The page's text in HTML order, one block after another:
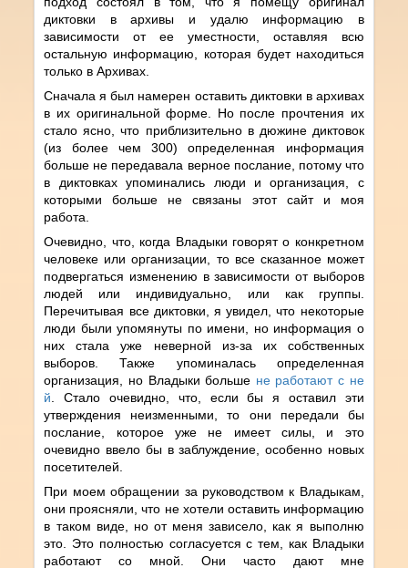
диктовки в архивы и удалю информацию в
зависимости от ее уместности, оставляя всю
остальную информацию, которая будет находиться
только в Архивах.
Сначала я был намерен оставить диктовки в архивах
в их оригинальной форме. Но после прочтения их
стало ясно, что приблизительно в дюжине диктовок
(из более чем 300) определенная информация
больше не передавала верное послание, потому что
в диктовках упоминались люди и организация, с
которыми больше не связаны этот сайт и моя
работа.
Очевидно, что, когда Владыки говорят о конкретном
человеке или организации, то все сказанное может
подвергаться изменению в зависимости от выборов
людей или индивидуально, или как группы.
Перечитывая все диктовки, я увидел, что некоторые
люди были упомянуты по имени, но информация о
них стала уже неверной из-за их собственных
выборов. Также упоминалась определенная
организация, но Владыки больше не работают с не
й . Стало очевидно, что, если бы я оставил эти
утверждения неизменными, то они передали бы
послание, которое уже не имеет силы, и это
очевидно ввело бы в заблуждение, особенно новых
посетителей.
При моем обращении за руководством к Владыкам,
они проясняли, что не хотели оставить информацию
в таком виде, но от меня зависело, как я выполню
это. Это полностью согласуется с тем, как Владыки
работают со мной. Они часто дают мне